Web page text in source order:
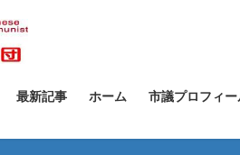
最新記事 ホーム 市議プロフィー